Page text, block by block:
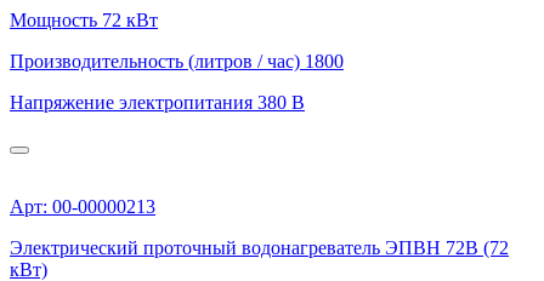
Мощность 72 кВт
Производительность (литров / час) 1800
Напряжение электропитания 380 В
Арт: 00-00000213
Электрический проточный водонагреватель ЭПВН 72В (72
кВт)